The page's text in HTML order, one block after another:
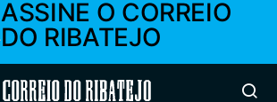
ASSINE O CORREIO
DO RIBATEJO
Correio do Ribatejo